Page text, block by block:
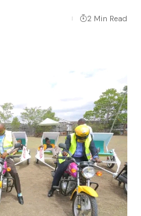
2 Min Read